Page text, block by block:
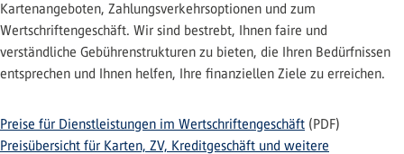
Kartenangeboten, Zahlungsverkehrsoptionen und zum
Wertschriftengeschäft. Wir sind bestrebt, Ihnen faire und
verständliche Gebührenstrukturen zu bieten, die Ihren Bedürfnissen
entsprechen und Ihnen helfen, Ihre finanziellen Ziele zu erreichen.
Preise für Dienstleistungen im Wertschriftengeschäft (PDF)
Preisübersicht für Karten, ZV, Kreditgeschäft und weitere